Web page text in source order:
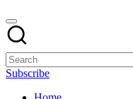
Subscribe